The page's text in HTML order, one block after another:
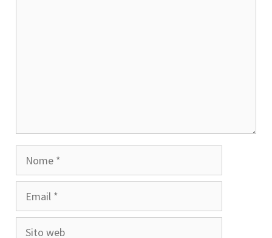
Nome
Email
Sito